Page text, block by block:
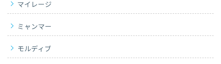
マイレージ
ミャンマー
モルディブ